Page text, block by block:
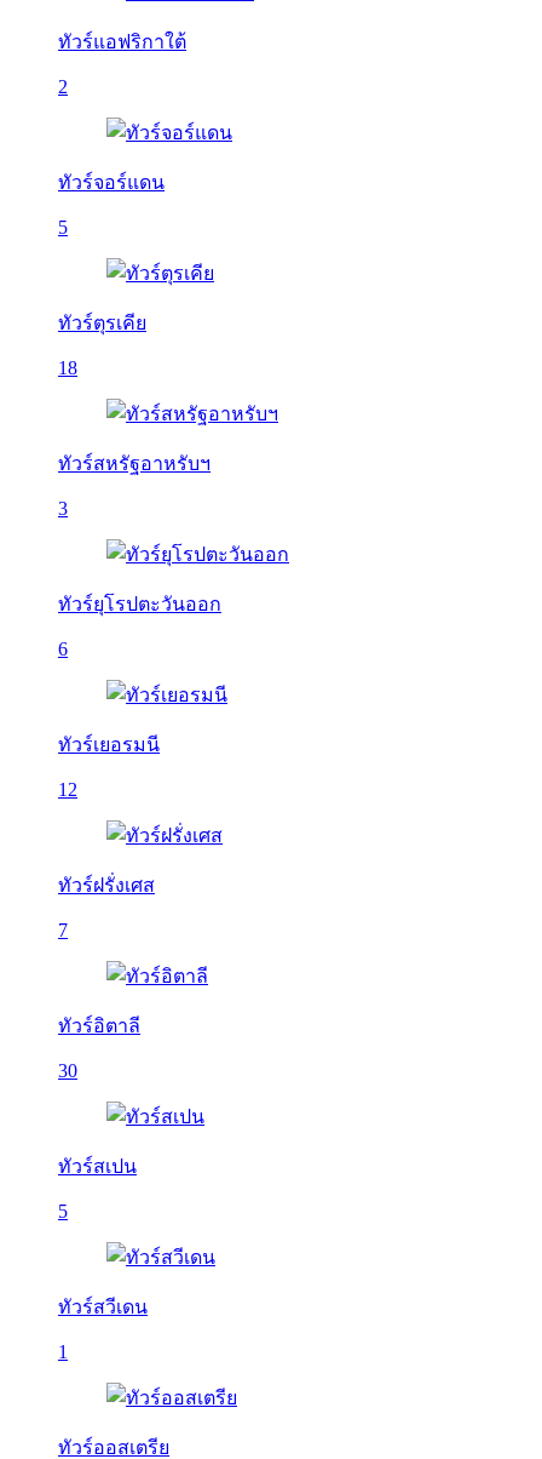
ทัวร์แอฟริกาใต้
2
ทัวร์จอร์แดน
5
ทัวร์ตุรเคีย
18
ทัวร์สหรัฐอาหรับฯ
3
ทัวร์ยุโรปตะวันออก
6
ทัวร์เยอรมนี
12
ทัวร์ฝรั่งเศส
7
ทัวร์อิตาลี
30
ทัวร์สเปน
5
ทัวร์สวีเดน
1
ทัวร์ออสเตรีย